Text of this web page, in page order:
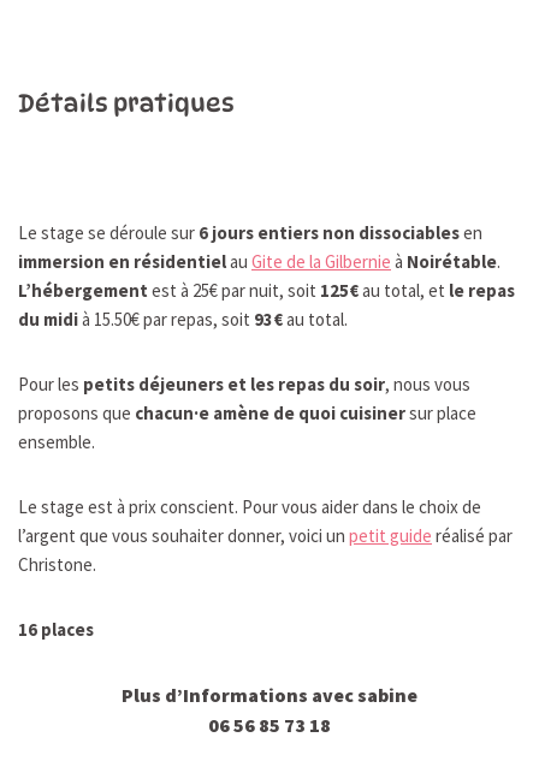
Détails pratiques
Le stage se déroule sur 6 jours entiers non dissociablesen
immersion en résidentielau Gite de la Gilbernie à Noirétable.
L’hébergement est à 25€ par nuit, soit 125€au total, et le repas
du midià 15.50€ par repas, soit 93€au total.
Pour les petits déjeuners et les repas du soir, nous vous
proposons que chacun·e amène de quoi cuisinersur place
ensemble.
Le stage est à prix conscient. Pour vous aider dans le choix de
l’argent que vous souhaiter donner, voici un petit guide réalisé par
Christone.
16 places
Plus d’Informations avec sabine
06 56 85 73 18